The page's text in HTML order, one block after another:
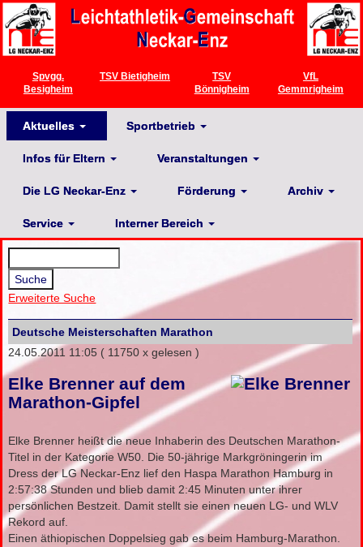
Spvgg.
Besigheim
TSV Bietigheim
TSV
Bönnigheim
VfL
Gemmrigheim
Aktuelles Sportbetrieb
Infos für Eltern Veranstaltungen
Die LG Neckar-Enz Förderung Archiv
Service Interner Bereich
Erweiterte Suche
Deutsche Meisterschaften Marathon
24.05.2011 11:05 ( 11750 x gelesen )
Elke Brenner auf dem
Marathon-Gipfel
Elke Brenner heißt die neue Inhaberin des Deutschen Marathon-
Titel in der Kategorie W50. Die 50-jährige Markgröningerin im
Dress der LG Neckar-Enz lief den Haspa Marathon Hamburg in
2:57:38 Stunden und blieb damit 2:45 Minuten unter ihrer
persönlichen Bestzeit. Damit stellt sie einen neuen LG- und WLV
Rekord auf.
Einen äthiopischen Doppelsieg gab es beim Hamburg-Marathon.